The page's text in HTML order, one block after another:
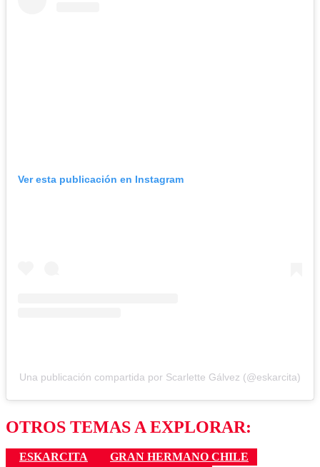
Ver esta publicación en Instagram
Una publicación compartida por Scarlette Gálvez (@eskarcita)
OTROS TEMAS A EXPLORAR:
ESKARCITA
GRAN HERMANO CHILE